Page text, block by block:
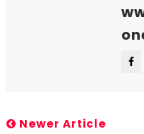
Newer Article